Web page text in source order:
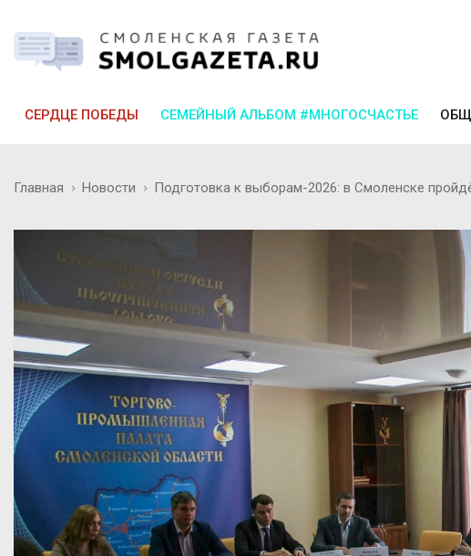
СЕРДЦЕ ПОБЕДЫ СЕМЕЙНЫЙ АЛЬБОМ #МНОГОСЧАСТЬЕ
Главная Новости Подготовка к выборам-2026: в Смоленске